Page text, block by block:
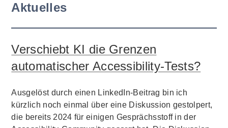
Aktuelles
Verschiebt KI die Grenzen
automatischer Accessibility-Tests?
Ausgelöst durch einen LinkedIn-Beitrag bin ich
kürzlich noch einmal über eine Diskussion gestolpert,
die bereits 2024 für einigen Gesprächsstoff in der